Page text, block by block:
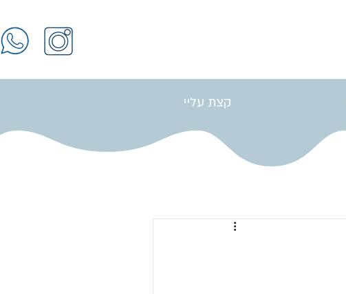
קצת עליי